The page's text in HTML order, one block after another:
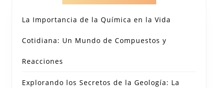
La Importancia de la Química en la Vida
Cotidiana: Un Mundo de Compuestos y
Reacciones
Explorando los Secretos de la Geología: La